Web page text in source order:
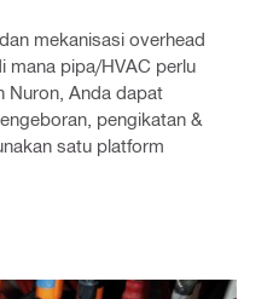
mekanisasi overhead
mana pipa/HVAC perlu
Nuron, Anda dapat
pengikatan &
satu platform